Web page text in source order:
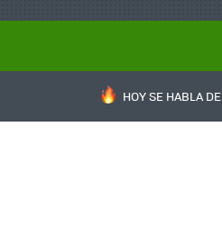
HOY SE HABLA DE